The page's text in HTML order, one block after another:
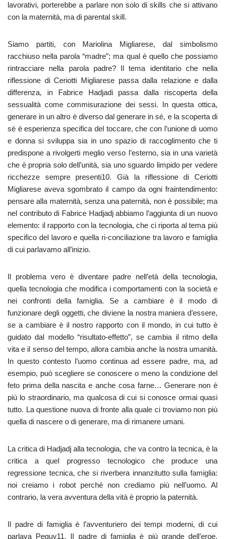
lavorativi, porterebbe a parlare non solo di skills che si attivano
con la maternità, ma di parental skill.
Siamo partiti, con Mariolina Migliarese, dal simbolismo
racchiuso nella parola “madre”; ma qual è quello che possiamo
rintracciare nella parola padre? Il tema identitario che nella
riflessione di Ceriotti Migliarese passa dalla relazione e dalla
differenza, in Fabrice Hadjadi passa dalla riscoperta della
sessualità come commisurazione dei sessi. In questa ottica,
generare in un altro è diverso dal generare in sé, e la scoperta di
sé è esperienza specifica del toccare, che con l’unione di uomo
e donna si sviluppa sia in uno spazio di raccoglimento che ti
predispone a rivolgerti meglio verso l’esterno, sia in una varietà
che è propria solo dell’unità, sia uno sguardo limpido per vedere
ricchezze sempre presenti10. Già la riflessione di Ceriotti
Migliarese aveva sgombrato il campo da ogni fraintendimento:
pensare alla maternità, senza una paternità, non è possibile; ma
nel contributo di Fabrice Hadjadj abbiamo l’aggiunta di un nuovo
elemento: il rapporto con la tecnologia, che ci riporta al tema più
specifico del lavoro e quella ri-conciliazione tra lavoro e famiglia
di cui parlavamo all’inizio.
Il problema vero è diventare padre nell’età della tecnologia,
quella tecnologia che modifica i comportamenti con la società e
nei confronti della famiglia. Se a cambiare è il modo di
funzionare degli oggetti, che diviene la nostra maniera d’essere,
se a cambiare è il nostro rapporto con il mondo, in cui tutto è
guidato dal modello “risultato-effetto”, se cambia il ritmo della
vita e il senso del tempo, allora cambia anche la nostra umanità.
In questo contesto l’uomo continua ad essere padre, ma, ad
esempio, può scegliere se conoscere o meno la condizione del
feto prima della nascita e anche cosa farne… Generare non è
più lo straordinario, ma qualcosa di cui si conosce ormai quasi
tutto. La questione nuova di fronte alla quale ci troviamo non più
quella di nascere o di generare, ma di rimanere umani.
La critica di Hadjadj alla tecnologia, che va contro la tecnica, è la
critica a quel progresso tecnologico che produce una
regressione tecnica, che si riverbera innanzitutto sulla famiglia:
noi creiamo i robot perché non crediamo più nell’uomo. Al
contrario, la vera avventura della vità è proprio la paternità.
Il padre di famiglia è l’avventuriero dei tempi moderni, di cui
parlava Peguy11. Il padre di famiglia è più grande dell’eroe,